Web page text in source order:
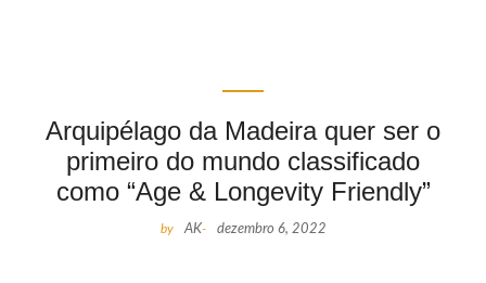
Arquipélago da Madeira quer ser o
primeiro do mundo classificado
como “Age & Longevity Friendly”
by AK- dezembro 6, 2022